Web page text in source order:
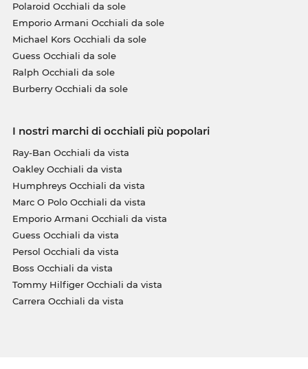
Polaroid Occhiali da sole
Emporio Armani Occhiali da sole
Michael Kors Occhiali da sole
Guess Occhiali da sole
Ralph Occhiali da sole
Burberry Occhiali da sole
I nostri marchi di occhiali più popolari
Ray-Ban Occhiali da vista
Oakley Occhiali da vista
Humphreys Occhiali da vista
Marc O Polo Occhiali da vista
Emporio Armani Occhiali da vista
Guess Occhiali da vista
Persol Occhiali da vista
Boss Occhiali da vista
Tommy Hilfiger Occhiali da vista
Carrera Occhiali da vista